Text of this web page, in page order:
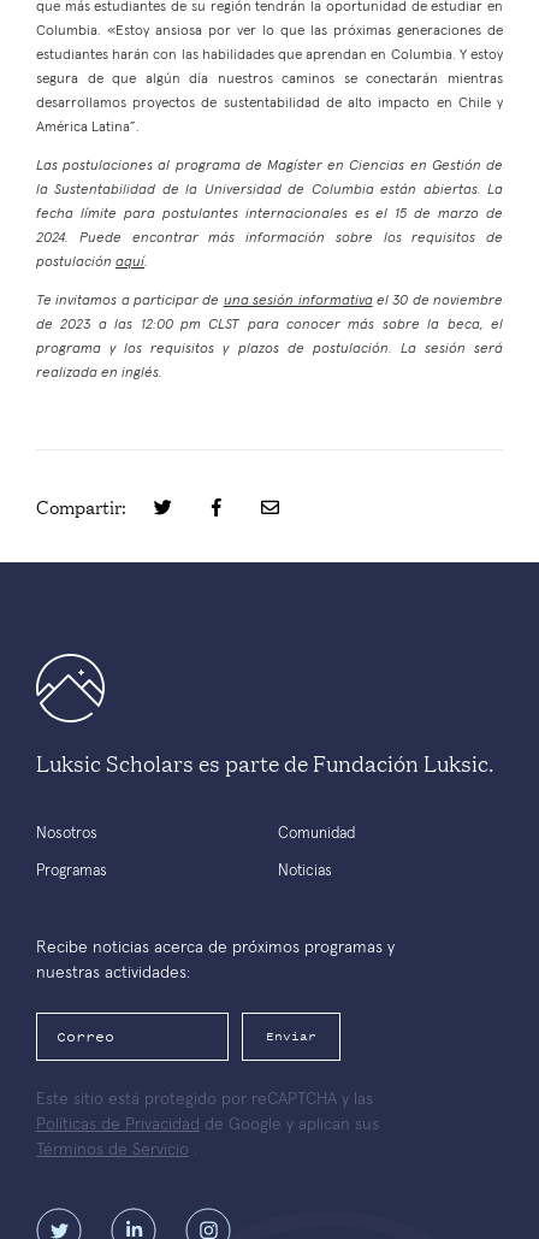
que más estudiantes de su región tendrán la oportunidad de estudiar en
Columbia. «Estoy ansiosa por ver lo que las próximas generaciones de
estudiantes harán con las habilidades que aprendan en Columbia. Y estoy
segura de que algún día nuestros caminos se conectarán mientras
desarrollamos proyectos de sustentabilidad de alto impacto en Chile y
América Latina”.
Las postulaciones al programa de Magíster en Ciencias en Gestión de
la Sustentabilidad de la Universidad de Columbia están abiertas. La
fecha límite para postulantes internacionales es el 15 de marzo de
2024. Puede encontrar más información sobre los requisitos de
postulación aquí.
Te invitamos a participar de una sesión informativael 30 de noviembre
de 2023 a las 12:00 pm CLST para conocer más sobre la beca, el
programa y los requisitos y plazos de postulación. La sesión será
realizada en inglés.
Compartir:
Luksic Scholars es parte de Fundación Luksic.
Nosotros
Programas
Comunidad
Noticias
Recibe noticias acerca de próximos programas y
nuestras actividades:
Enviar
Este sitio está protegido por reCAPTCHA y las
Políticas de Privacidad de Google y aplican sus
Términos de Servicio .